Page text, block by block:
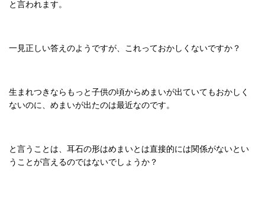
と言われます。
一見正しい答えのようですが、これっておかしくないですか？
生まれつきならもっと子供の頃からめまいが出ていてもおかしく
ないのに、めまいが出たのは最近なのです。
と言うことは、耳石の形はめまいとは直接的には関係がないとい
うことが言えるのではないでしょうか？